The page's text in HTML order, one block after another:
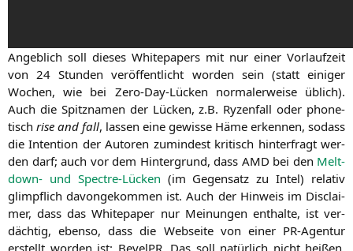
Angeb­lich soll die­ses White­pa­pers mit nur einer Vor­lauf­zeit
von 24 Stun­den ver­öf­fent­licht wor­den sein (statt eini­ger
Wochen, wie bei Zero-Day-Lücken nor­ma­ler­wei­se üblich).
Auch die Spitz­na­men der Lücken, z.B. Ryzen­fall oder pho­ne­
tisch rise and fall, las­sen eine gewis­se Häme erken­nen, sodass
die Inten­ti­on der Autoren zumin­dest kri­tisch hin­ter­fragt wer­
den darf; auch vor dem Hin­ter­grund, dass AMD bei den Melt­
down- und Spect­re-Lücken (im Gegen­satz zu Intel) rela­tiv
glimpf­lich davon­ge­kom­men ist. Auch der Hin­weis im Dis­clai­
mer, dass das White­pa­per nur Mei­nun­gen ent­hal­te, ist ver­
däch­tig, eben­so, dass die Web­sei­te von einer PR-Agen­tur